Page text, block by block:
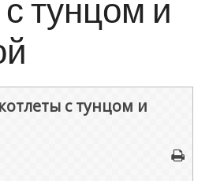
тунцом и
с тунцом и